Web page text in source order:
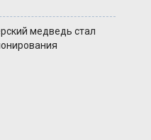
медведь стал